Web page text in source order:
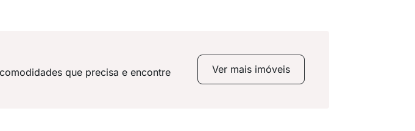
que precisa e encontre
Ver mais imóveis